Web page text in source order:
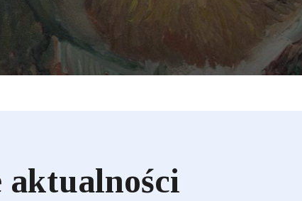
W ZAJĘCIACH W MS TEAMS?
aktualności